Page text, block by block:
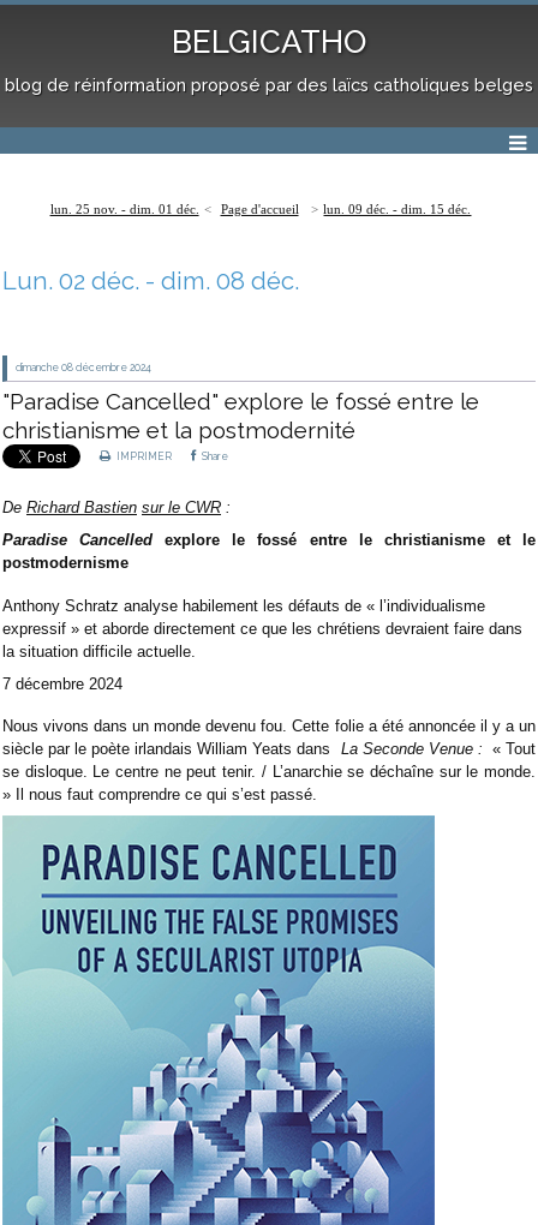
BELGICATHO
blog de réinformation proposé par des laïcs catholiques belges
lun. 25 nov. - dim. 01 déc. Page d'accueil lun. 09 déc. - dim. 15 déc.
Lun. 02 déc. - dim. 08 déc.
dimanche 08 décembre 2024
"Paradise Cancelled" explore le fossé entre le
christianisme et la postmodernité
IMPRIMER Share
De Richard Bastien sur le CWR :
Paradise Cancelled explore le fossé entre le christianisme et le
postmodernisme
Anthony Schratz analyse habilement les défauts de « l’individualisme
expressif » et aborde directement ce que les chrétiens devraient faire dans
la situation difficile actuelle.
7 décembre 2024
Nous vivons dans un monde devenu fou. Cette folie a été annoncée il y a un
siècle par le poète irlandais William Yeats dans La Seconde Venue : « Tout
se disloque. Le centre ne peut tenir. / L’anarchie se déchaîne sur le monde.
» Il nous faut comprendre ce qui s’est passé.